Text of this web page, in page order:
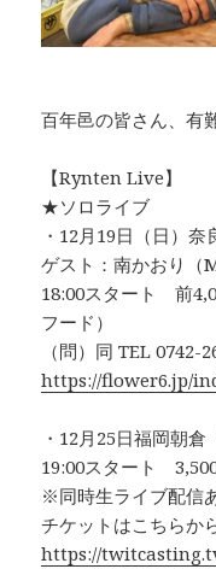
百年邑の皆さん、有
【Rynten Live】
★ソロライブ
・12月19日（日）奈
ゲスト：南かおり（
18:00スタート 前
フード）
（問）同 TEL 0742-
https://flower6.jp/
・12月25日福岡朝倉
19:00スタート
※同時生ライブ配信
チケットはこちらか
https://